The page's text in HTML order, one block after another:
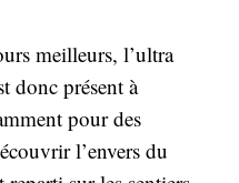
meilleurs, l’ultra
donc présent à
pour des
l’envers du